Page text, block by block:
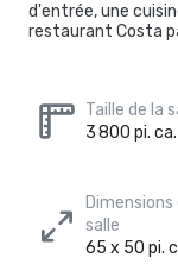
d'entrée, une
restaurant Costa
Taille de la
3 800 pi. ca.
Dimensions
salle
65 x 50 pi.